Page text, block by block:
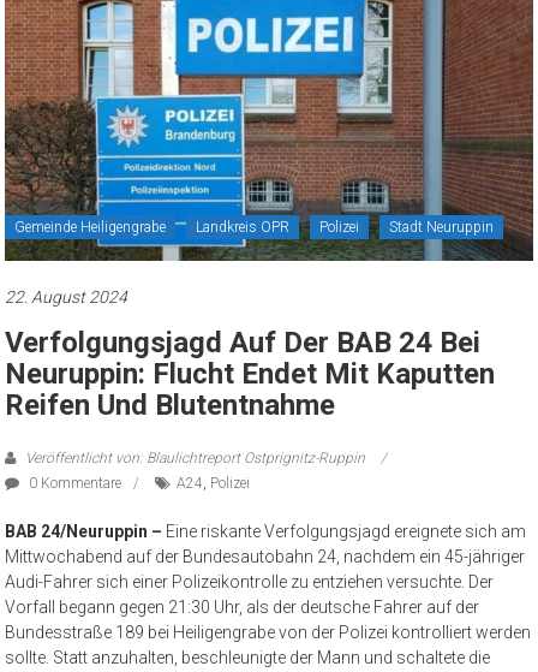
Gemeinde Heiligengrabe Landkreis OPR Polizei Stadt Neuruppin
22. August 2024
Verfolgungsjagd Auf Der BAB 24 Bei
Neuruppin: Flucht Endet Mit Kaputten
Reifen Und Blutentnahme
Veröffentlicht von: Blaulichtreport Ostprignitz-Ruppin
0 Kommentare
A24, Polizei
BAB 24/Neuruppin – Eine riskante Verfolgungsjagd ereignete sich am
Mittwochabend auf der Bundesautobahn 24, nachdem ein 45-jähriger
Audi-Fahrer sich einer Polizeikontrolle zu entziehen versuchte. Der
Vorfall begann gegen 21:30 Uhr, als der deutsche Fahrer auf der
Bundesstraße 189 bei Heiligengrabe von der Polizei kontrolliert werden
sollte. Statt anzuhalten, beschleunigte der Mann und schaltete die